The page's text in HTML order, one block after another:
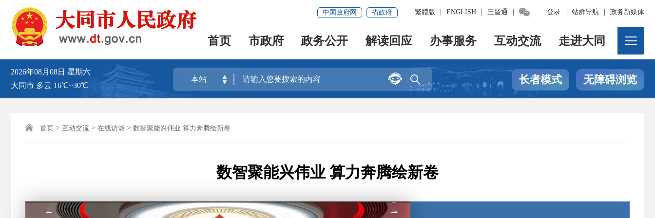
登录 站群导航 政务新媒体
繁體版 ENGLISH 三晋通 
中国政府网 省政府
首页 市政府 政务公开 解读回应 办事服务 互动交流 走进大同
2026年08月08日 星期六
大同市 多云 16℃~30℃
本站 
 长者模式 无障碍浏览
 首页 > 互动交流 > 在线访谈 > 数智聚能兴伟业 算力奔腾绘新卷
数智聚能兴伟业 算力奔腾绘新卷